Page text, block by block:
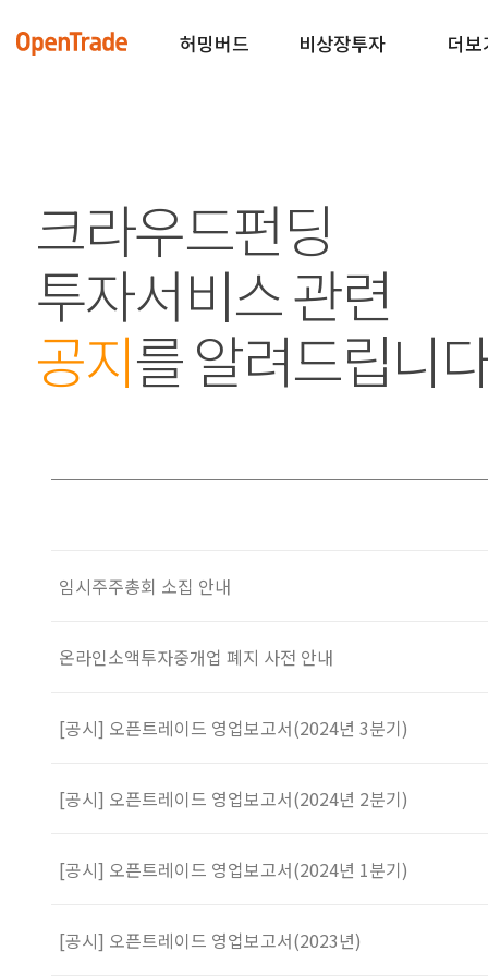
허밍버드 비상장투자 더보
크라우드펀딩
투자서비스 관련
공지를 알려드립니
임시주주총회 소집 안내
온라인소액투자중개업 폐지 사전 안내
[공시] 오픈트레이드 영업보고서(2024년 3분기)
[공시] 오픈트레이드 영업보고서(2024년 2분기)
[공시] 오픈트레이드 영업보고서(2024년 1분기)
[공시] 오픈트레이드 영업보고서(2023년)